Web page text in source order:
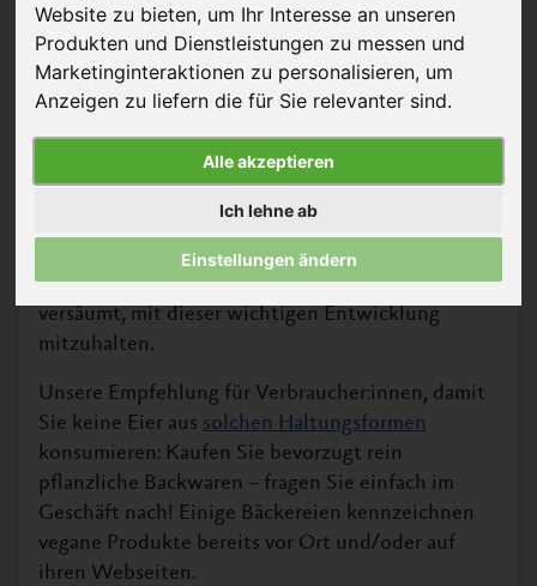
Website zu bieten, um Ihr Interesse an unseren
Produkten und Dienstleistungen zu messen und
Marketinginteraktionen zu personalisieren, um
Anzeigen zu liefern die für Sie relevanter sind.
Alle akzeptieren
Ich lehne ab
Einstellungen ändern
© ikonklast – Adobe Stock
Bäckereiketten hat im Rahmen der
erklärt, auf Eier und Eiprodukte aus
Käfighaltung zu verzichten. Andere haben es
versäumt, mit dieser wichtigen Entwicklung
mitzuhalten.
Unsere Empfehlung für Verbraucher:innen, damit
Sie keine Eier aus solchen Haltungsformen
konsumieren: Kaufen Sie bevorzugt rein
pflanzliche Backwaren – fragen Sie einfach im
Geschäft nach! Einige Bäckereien kennzeichnen
vegane Produkte bereits vor Ort und/oder auf
ihren Webseiten.